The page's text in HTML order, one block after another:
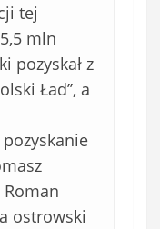
tej
mln
pozyskał z
Ład’’, a
Roman
ostrowski